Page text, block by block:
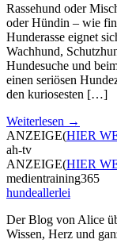
Rassehund oder
oder Hündin – wie
Hunderasse eignet
Wachhund,
Hundesuche und
einen seriösen
den kuriosesten […]
Weiterlesen →
ANZEIGE(HIER
ah-tv
ANZEIGE(HIER
medientraining365
hundeallerlei
Der Blog von Alice
Wissen, Herz und